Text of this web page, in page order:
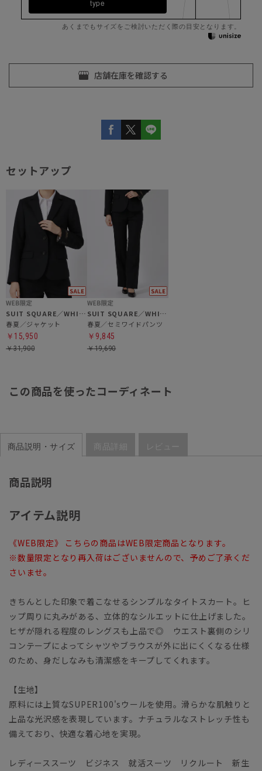
type
あくまでもサイズをご検討いただく際の目安となります。
セットアップ
SUIT SQUARE／WHITE
春夏／ジャケット
￥15,950
￥31,900
SUIT SQUARE／WHITE
春夏／セミワイドパンツ
￥9,845
￥19,690
この商品を使ったコーディネート
商品説明・サイズ 商品詳細 レビュー
商品説明
アイテム説明
《WEB限定》 こちらの商品はWEB限定商品となります。
※数量限定となり再入荷はございませんので、予めご了承くだ
さいませ。
きちんとした印象で着こなせるシンプルなタイトスカート。ヒ
ップ周りに丸みがある、立体的なシルエットに仕上げました。
ヒザが隠れる程度のレングスも上品で◎ ウエスト裏側のシリ
コンテープによってシャツやブラウスが外に出にくくなる仕様
のため、身だしなみも清潔感をキープしてくれます。
【生地】
原料には上質なSUPER100'sウールを使用。滑らかな肌触りと
上品な光沢感を表現しています。ナチュラルなストレッチ性も
備えており、快適な着心地を実現。
レディーススーツ ビジネス 就活スーツ リクルート 新生